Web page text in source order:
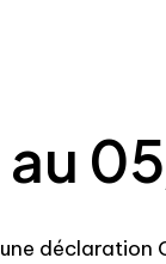
au
déclaration